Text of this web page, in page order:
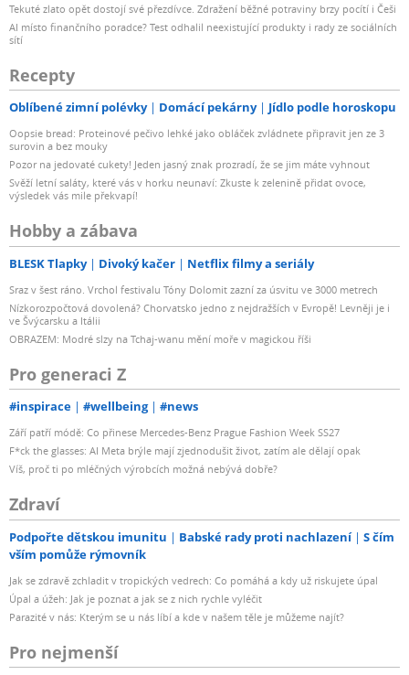
Tekuté zlato opět dostojí své přezdívce. Zdražení běžné potraviny brzy pocítí i Češi
AI místo finančního poradce? Test odhalil neexistující produkty i rady ze sociálních
sítí
Recepty
Oblíbené zimní polévky Domácí pekárny Jídlo podle horoskopu
Oopsie bread: Proteinové pečivo lehké jako obláček zvládnete připravit jen ze 3
surovin a bez mouky
Pozor na jedovaté cukety! Jeden jasný znak prozradí, že se jim máte vyhnout
Svěží letní saláty, které vás v horku neunaví: Zkuste k zelenině přidat ovoce,
výsledek vás mile překvapí!
Hobby a zábava
BLESK Tlapky Divoký kačer Netflix filmy a seriály
Sraz v šest ráno. Vrchol festivalu Tóny Dolomit zazní za úsvitu ve 3000 metrech
Nízkorozpočtová dovolená? Chorvatsko jedno z nejdražších v Evropě! Levněji je i
ve Švýcarsku a Itálii
OBRAZEM: Modré slzy na Tchaj-wanu mění moře v magickou říši
Pro generaci Z
#inspirace #wellbeing #news
Září patří módě: Co přinese Mercedes-Benz Prague Fashion Week SS27
F*ck the glasses: AI Meta brýle mají zjednodušit život, zatím ale dělají opak
Víš, proč ti po mléčných výrobcích možná nebývá dobře?
Zdraví
Podpořte dětskou imunitu Babské rady proti nachlazení
S čím
vším pomůže rýmovník
Jak se zdravě zchladit v tropických vedrech: Co pomáhá a kdy už riskujete úpal
Úpal a úžeh: Jak je poznat a jak se z nich rychle vyléčit
Parazité v nás: Kterým se u nás líbí a kde v našem těle je můžeme najít?
Pro nejmenší